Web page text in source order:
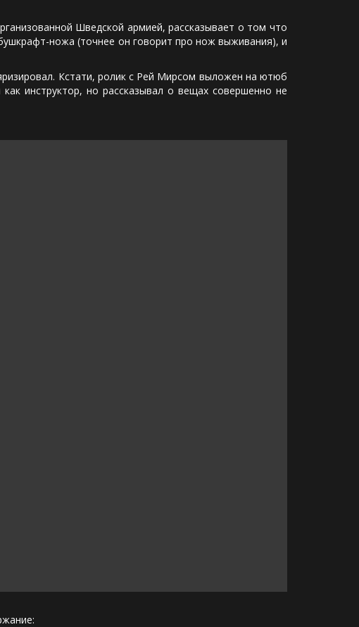
Шведской армией, рассказывает о том что
ножа (точнее он говорит про нож выживания), и
Кстати, ролик с Рей Мирсом выложен на ютюб
инструктор, но рассказывал о вещах совершенно не